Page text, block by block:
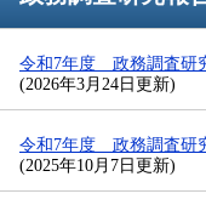
令和7年度 政務調査研
(2026年3月24日更新)
令和7年度 政務調査研
(2025年10月7日更新)